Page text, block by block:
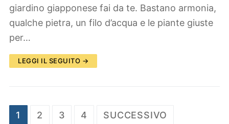
giardino giapponese fai da te. Bastano armonia,
qualche pietra, un filo d’acqua e le piante giuste
per…
LEGGI IL SEGUITO →
Paginazione
1 2 3 4 SUCCESSIVO